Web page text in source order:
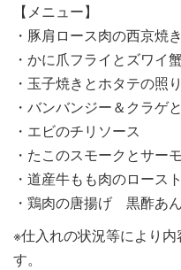
【メニュー】
・豚肩ロース肉の西京焼き
・かに爪フライとズワイ
・玉子焼きとホタテの照
・バンバンジー＆クラゲ
・エビのチリソース
・たこのスモークとサー
・道産牛もも肉のロース
・鶏肉の唐揚げ 黒
※仕入れの状況等により
す。